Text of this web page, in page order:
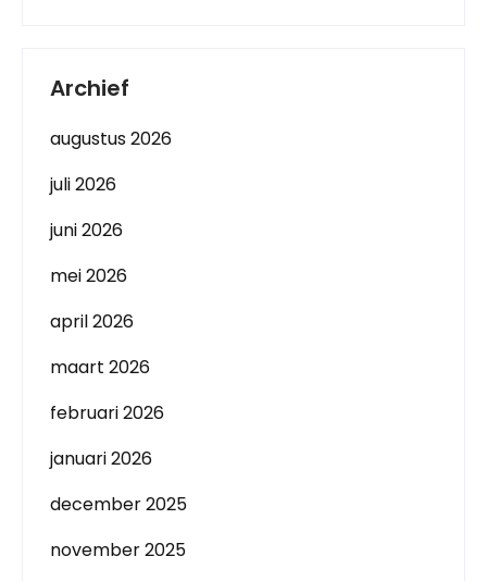
Archief
augustus 2026
juli 2026
juni 2026
mei 2026
april 2026
maart 2026
februari 2026
januari 2026
december 2025
november 2025